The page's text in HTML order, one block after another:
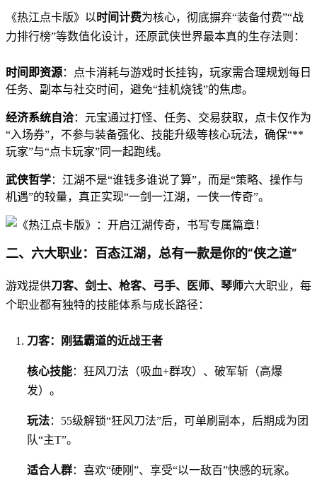
《热江点卡版》以时间计费为核心，彻底摒弃“装备付费”“战
力排行榜”等数值化设计，还原武侠世界最本真的生存法则：
时间即资源：点卡消耗与游戏时长挂钩，玩家需合理规划每日
任务、副本与社交时间，避免“挂机烧钱”的焦虑。
经济系统自洽：元宝通过打怪、任务、交易获取，点卡仅作为
“入场券”，不参与装备强化、技能升级等核心玩法，确保“**
玩家”与“点卡玩家”同一起跑线。
武侠哲学：江湖不是“谁钱多谁说了算”，而是“策略、操作与
机遇”的较量，真正实现“一剑一江湖，一侠一传奇”。
二、六大职业：百态江湖，总有一款是你的“侠之道”
游戏提供刀客、剑士、枪客、弓手、医师、琴师六大职业，每
个职业都有独特的技能体系与成长路径：
刀客：刚猛霸道的近战王者
核心技能：狂风刀法（吸血+群攻）、破军斩（高爆
发）。
玩法：55级解锁“狂风刀法”后，可单刷副本，后期成为团
队“主T”。
适合人群：喜欢“硬刚”、享受“以一敌百”快感的玩家。